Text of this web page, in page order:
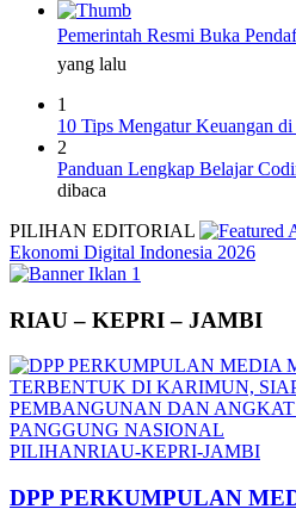
Pemerintah Resmi Buka
yang lalu
1
10 Tips Mengatur Keuangan
2
Panduan Lengkap Belajar
dibaca
PILIHAN EDITORIAL
Ekonomi Digital Indonesia 2026
RIAU – KEPRI – JAMBI
PILIHANRIAU-KEPRI-JAMBI
DPP PERKUMPULAN